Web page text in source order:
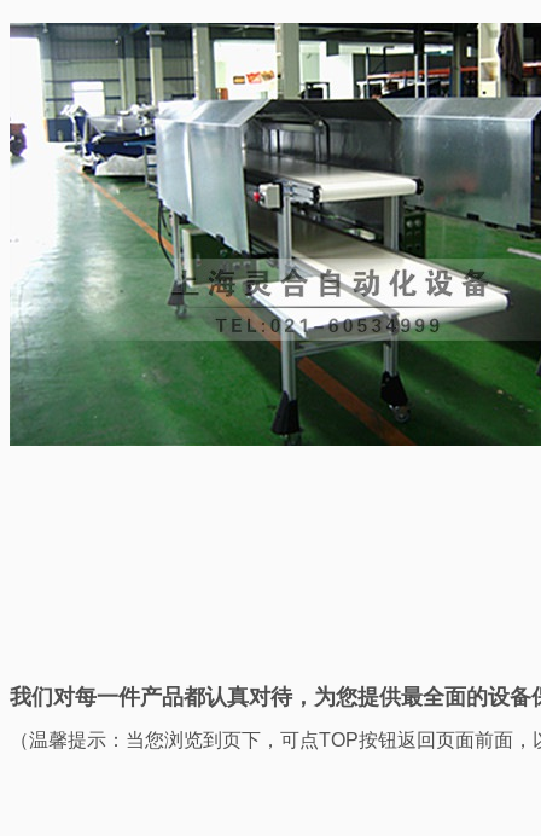
我们对每一件产品都认真对待，为您提供最全面的设备
（温馨提示：当您浏览到页下，可点TOP按钮返回页面前面